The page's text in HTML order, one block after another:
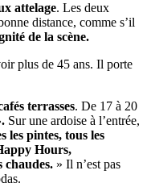
attelage. Les deux
distance, comme s’il
de la scène.
plus de 45 ans. Il porte
terrasses. De 17 à 20
Sur une ardoise à l’entrée,
les pintes, tous les
Hours,
chaudes. » Il n’est pas